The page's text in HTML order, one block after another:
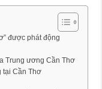
được phát động
Trung ương Cần Thơ
tại Cần Thơ